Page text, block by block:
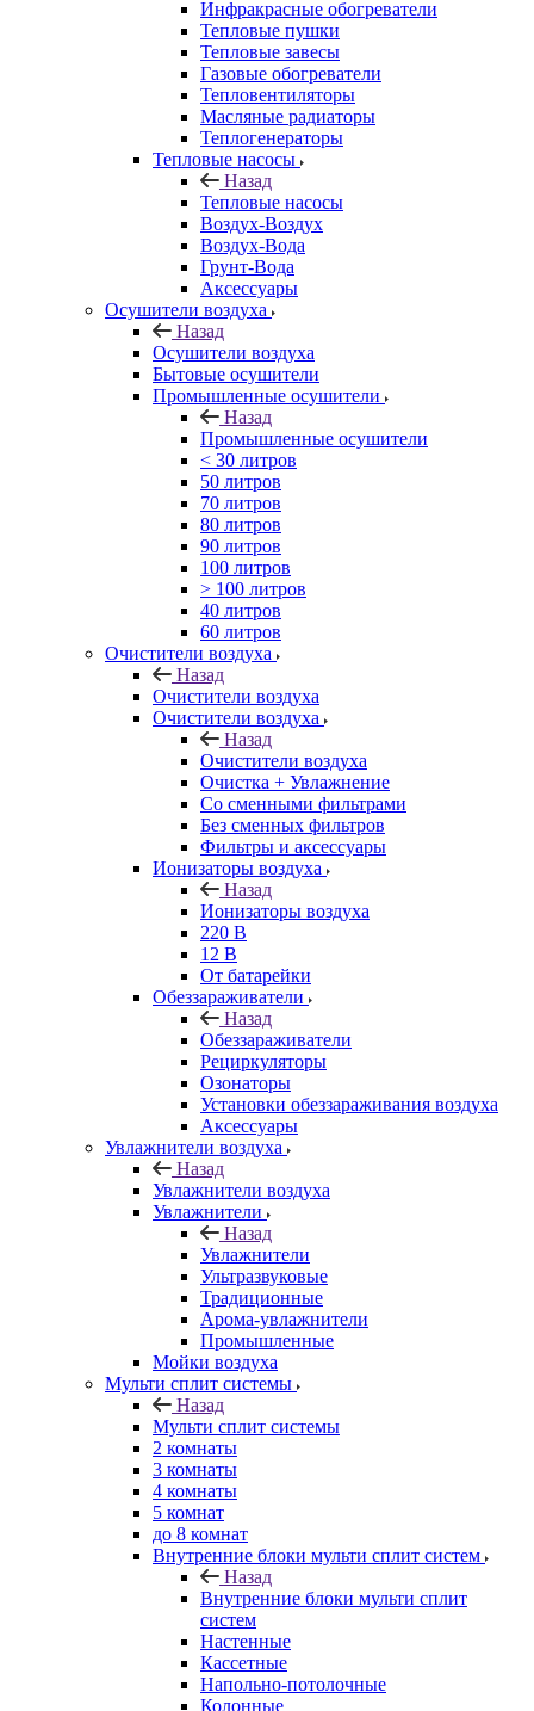
Инфракрасные обогреватели
Тепловые пушки
Тепловые завесы
Газовые обогреватели
Тепловентиляторы
Масляные радиаторы
Теплогенераторы
Тепловые насосы
Назад
Тепловые насосы
Воздух-Воздух
Воздух-Вода
Грунт-Вода
Аксессуары
Осушители воздуха
Назад
Осушители воздуха
Бытовые осушители
Промышленные осушители
Назад
Промышленные осушители
< 30 литров
50 литров
70 литров
80 литров
90 литров
100 литров
> 100 литров
40 литров
60 литров
Очистители воздуха
Назад
Очистители воздуха
Очистители воздуха
Назад
Очистители воздуха
Очистка + Увлажнение
Cо сменными фильтрами
Без сменных фильтров
Фильтры и аксессуары
Ионизаторы воздуха
Назад
Ионизаторы воздуха
220 В
12 В
От батарейки
Обеззараживатели
Назад
Обеззараживатели
Рециркуляторы
Озонаторы
Установки обеззараживания воздуха
Аксессуары
Увлажнители воздуха
Назад
Увлажнители воздуха
Увлажнители
Назад
Увлажнители
Ультразвуковые
Традиционные
Арома-увлажнители
Промышленные
Мойки воздуха
Мульти сплит системы
Назад
Мульти сплит системы
2 комнаты
3 комнаты
4 комнаты
5 комнат
до 8 комнат
Внутренние блоки мульти сплит систем
Назад
Внутренние блоки мульти сплит
систем
Настенные
Кассетные
Напольно-потолочные
Колонные